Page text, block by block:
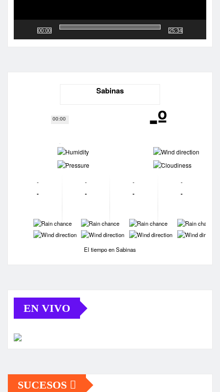
00:00
00:00
25:34
Sabinas
-º
-
-
-
-
-
-
-
-
-
-
-
-
-
-
-
-
-
-
-
-
El tiempo en Sabinas
EN VIVO
SUCESOS